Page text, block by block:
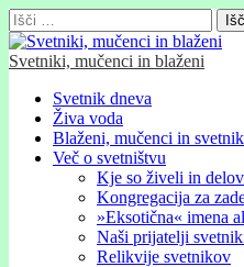
Išči:
Svetniki, mučenci in blaženi
Glavni
meni
Skip
content
Svetnik dneva
Živa voda
Blaženi, mučenci in
Več o svetništvu
Kje so živeli in
Kongregacija za
»Eksotična« imena
Naši prijatelji
Relikvije svetnikov